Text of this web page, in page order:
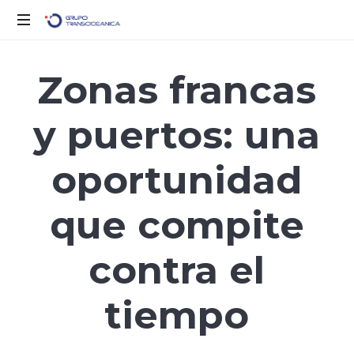
sitio
de
Zonas francas
y puertos: una
oportunidad
que compite
contra el
tiempo